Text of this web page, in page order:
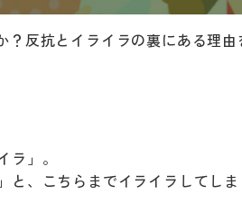
反抗とイライラの裏にある理由
」。
と、こちらまでイライラしてしま